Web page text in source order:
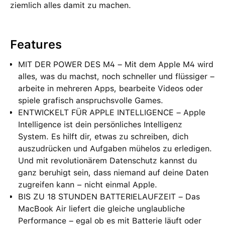
ziemlich alles damit zu machen.
Features
MIT DER POWER DES M4 – Mit dem Apple M4 wird
alles, was du machst, noch schneller und flüssiger –
arbeite in mehreren Apps, bearbeite Videos oder
spiele grafisch anspruchsvolle Games.
ENTWICKELT FÜR APPLE INTELLIGENCE – Apple
Intelligence ist dein persönliches Intelligenz
System. Es hilft dir, etwas zu schreiben, dich
auszudrücken und Aufgaben mühelos zu erledigen.
Und mit revolutionärem Datenschutz kannst du
ganz beruhigt sein, dass niemand auf deine Daten
zugreifen kann − nicht einmal Apple.
BIS ZU 18 STUNDEN BATTERIELAUFZEIT – Das
MacBook Air liefert die gleiche unglaubliche
Performance – egal ob es mit Batterie läuft oder